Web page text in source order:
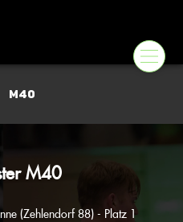
M40
M40
(Zehlendorf 88) - Platz 1